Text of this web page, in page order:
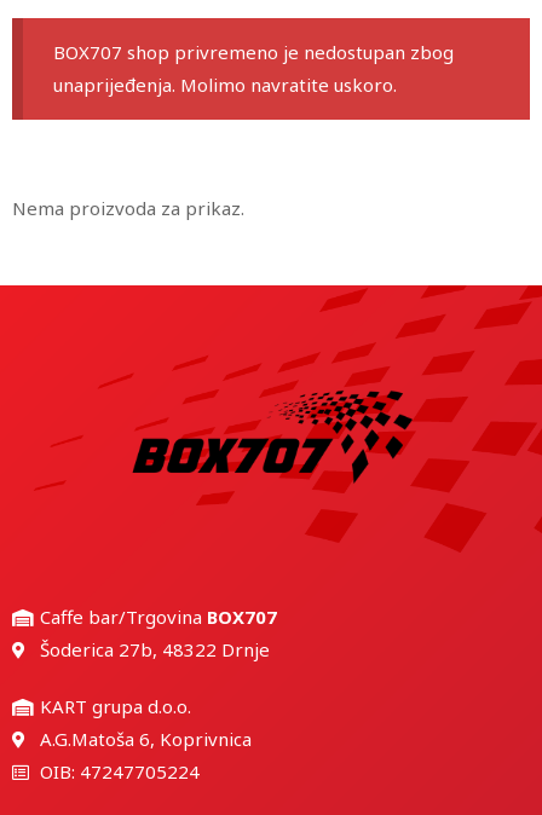
BOX707 shop privremeno je nedostupan zbog
unaprijeđenja. Molimo navratite uskoro.
Nema proizvoda za prikaz.
Caffe bar/Trgovina BOX707
Šoderica 27b, 48322 Drnje
KART grupa d.o.o.
A.G.Matoša 6, Koprivnica
OIB: 47247705224